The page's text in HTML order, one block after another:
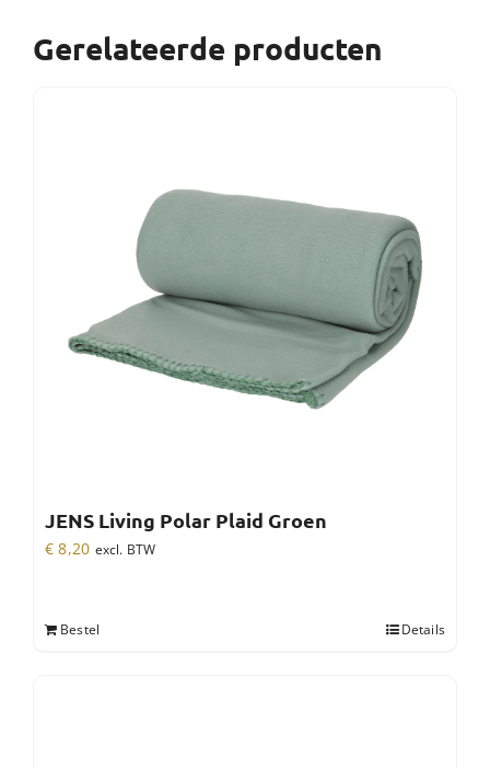
Gerelateerde producten
JENS Living Polar Plaid Groen
€ 8,20 excl. BTW
Bestel Details